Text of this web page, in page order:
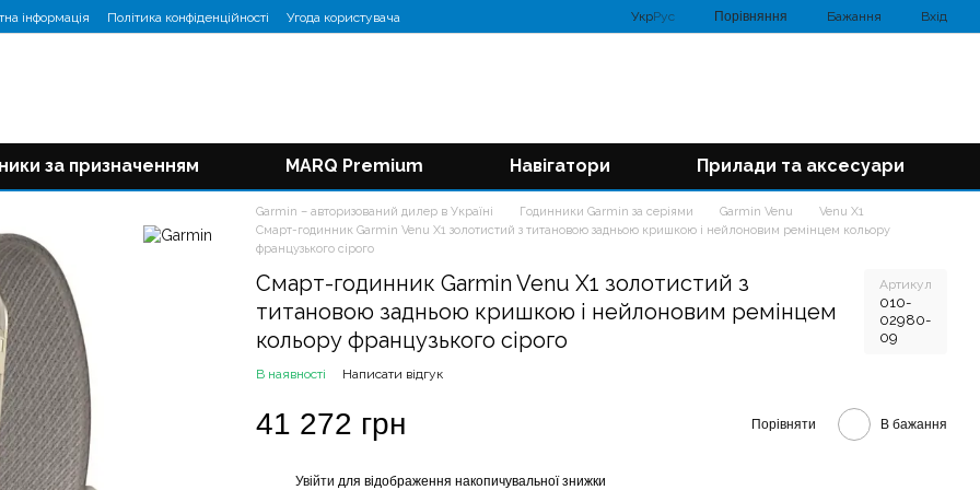
інформація Політика конфіденційності
Угода користувача
УкрРус Порівняння Бажання Вхід
за призначенням MARQ Premium Навігатори Прилади та аксесуари
Garmin – авторизований дилер в Україні Годинники Garmin за серіями Garmin Venu
Venu X1
Смарт-годинник Garmin Venu X1 золотистий з титановою задньою кришкою і нейлоновим ремінцем кольору
французького сірого
Смарт-годинник Garmin Venu X1 золотистий з
титановою задньою кришкою і нейлоновим ремінцем
кольору французького сірого
Артикул
010-
02980-
09
В наявності Написати відгук
41 272 грн Порівняти В бажання
Увійти для відображення накопичувальної знижки